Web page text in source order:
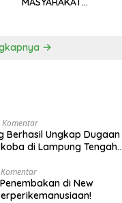
Komentar
Berhasil Ungkap Dugaan
di Lampung Tengah,
di New